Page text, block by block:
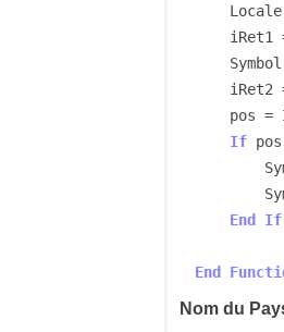
If pos
End If
End
Nom du